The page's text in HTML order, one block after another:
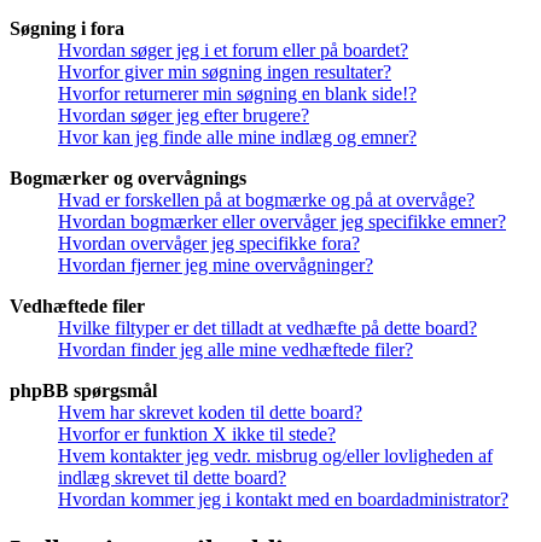
Søgning i fora
Hvordan søger jeg i et forum eller på boardet?
Hvorfor giver min søgning ingen resultater?
Hvorfor returnerer min søgning en blank side!?
Hvordan søger jeg efter brugere?
Hvor kan jeg finde alle mine indlæg og emner?
Bogmærker og overvågnings
Hvad er forskellen på at bogmærke og på at overvåge?
Hvordan bogmærker eller overvåger jeg specifikke emner?
Hvordan overvåger jeg specifikke fora?
Hvordan fjerner jeg mine overvågninger?
Vedhæftede filer
Hvilke filtyper er det tilladt at vedhæfte på dette board?
Hvordan finder jeg alle mine vedhæftede filer?
phpBB spørgsmål
Hvem har skrevet koden til dette board?
Hvorfor er funktion X ikke til stede?
Hvem kontakter jeg vedr. misbrug og/eller lovligheden af
indlæg skrevet til dette board?
Hvordan kommer jeg i kontakt med en boardadministrator?